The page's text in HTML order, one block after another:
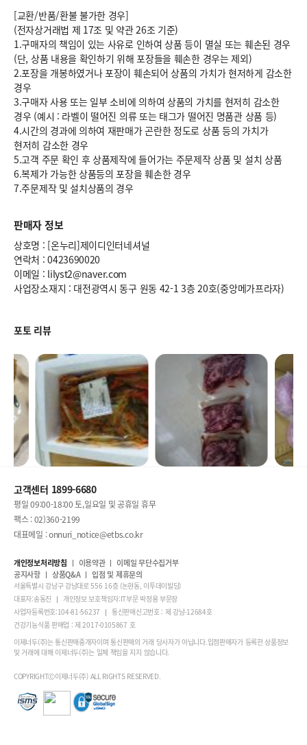
[교환/반품/환불 불가한 경우]
(전자상거래법 제 17조 및 약관 26조 기준)
1.구매자의 책임이 있는 사유로 인하여 상품 등이 멸실 또는 훼손된 경우
(단, 상품 내용을 확인하기 위해 포장들을 훼손한 경우는 제외)
2.포장을 개봉하였거나 포장이 훼손되어 상품의 가치가 현저하게 감소한
경우
3.구매자 사용 또는 일부 소비에 의하여 상품의 가치를 현저히 감소한
경우 (예시 : 라벨이 떨어진 의류 또는 태그가 떨어진 명품관 상품 등)
4.시간의 경과에 의하여 재판매가 곤란한 정도로 상품 등의 가치가
현저히 감소한 경우
5.고객 주문 확인 후 상품제작에 들어가는 주문제작 상품 및 설치 상품
6.복제가 가능한 상품등의 포장을 훼손한 경우
7.주문제작 및 설치상품의 경우
판매자 정보
상호명 : [온누리]제이디인터네셔널
연락처 : 0423690020
이메일 : lilyst2@naver.com
사업장소재지 : 대전광역시 동구 원동 42-1 3층 20호(중앙메가프라자)
포토 리뷰
고객센터 1899-6680
평일 09:00-18:00 토,일요일 및 공휴일 휴무
팩스 : 02)360-2199
대표메일 : onnuri_notice@etbs.co.kr
개인정보처리방침 이용약관
이메일 무단수집거부
공지사항
상품Q&A 입점 및 제휴문의
서울특별시 강남구 강남대로 556 16층 (논현동, 이투데이빌딩)
대표자:송동진
개인정보 보호책임자:IT부문 박정용 부문장
사업자등록번호:104-81-56237
통신판매신고번호 : 제 강남-12684호
건강기능식품 판매업 : 제 2017-0105867 호
이제너두(주)는 통신판매중개자이며 통신판매의 거래 당사자가 아닙니다.입점판매자가 등록한 상품정보
및 거래에 대해 이제너두(주)는 일체 책임을 지지 않습니다.
COPYRIGHTⒸ이제너두(주) ALL RIGHTS RESERVED.